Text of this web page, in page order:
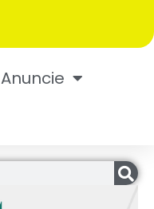
Anuncie